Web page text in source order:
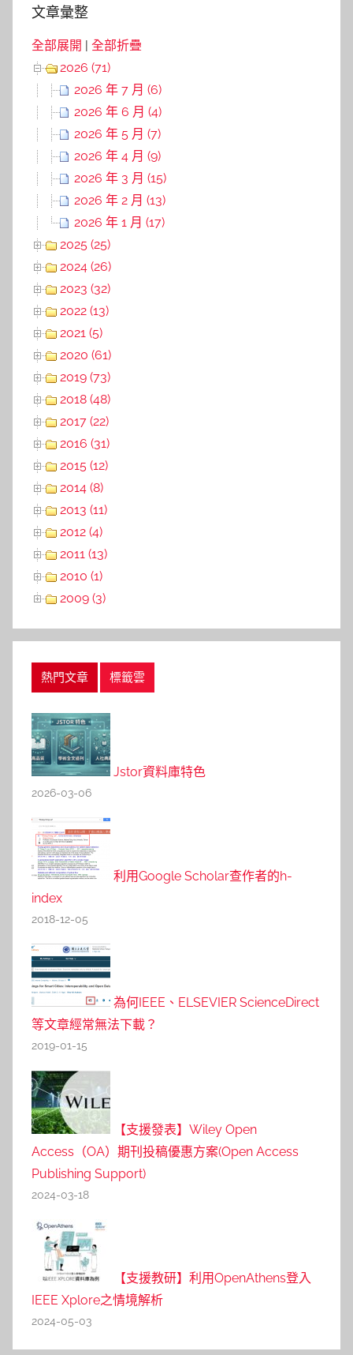
文章彙整
全部展開
全部折疊
2026 (71)
2026 年 7 月 (6)
2026 年 6 月 (4)
2026 年 5 月 (7)
2026 年 4 月 (9)
2026 年 3 月 (15)
2026 年 2 月 (13)
2026 年 1 月 (17)
2025 (25)
2024 (26)
2023 (32)
2022 (13)
2021 (5)
2020 (61)
2019 (73)
2018 (48)
2017 (22)
2016 (31)
2015 (12)
2014 (8)
2013 (11)
2012 (4)
2011 (13)
2010 (1)
2009 (3)
熱門文章 標籤雲
Jstor資料庫特色
2026-03-06
利用Google Scholar查作者的h-
index
2018-12-05
為何IEEE、ELSEVIER ScienceDirect
等文章經常無法下載？
2019-01-15
【支援發表】Wiley Open
Access（OA）期刊投稿優惠方案(Open Access
Publishing Support)
2024-03-18
【支援教研】利用OpenAthens登入
IEEE Xplore之情境解析
2024-05-03